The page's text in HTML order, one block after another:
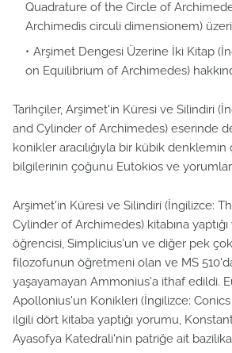
Quadrature of the Circle of
Archimedis circuli dimensionem)
Arşimet Dengesi Üzerine İki Kitap
on Equilibrium of Archimedes)
Tarihçiler, Arşimet'in Küresi ve Silindiri
and Cylinder of Archimedes) eserinde
konikler aracılığıyla bir kübik
bilgilerinin çoğunu Eutokios ve
Arşimet'in Küresi ve Silindiri (İngilizce:
Cylinder of Archimedes) kitabına
öğrencisi, Simplicius'un ve diğer pek çok
filozofunun öğretmeni olan ve MS
yaşayamayan Ammonius'a ithaf edildi.
Apollonius'un Konikleri (İngilizce:
ilgili dört kitaba yaptığı yorumu,
Ayasofya Katedrali'nin patriğe ait